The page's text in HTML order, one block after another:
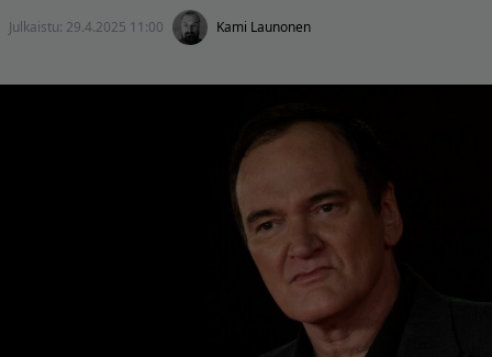
Julkaistu: 29.4.2025 11:00 Kami Launonen